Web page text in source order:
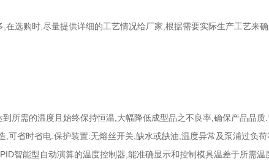
选购时,尽量提供详细的工艺情况给厂家,根据需要实际生产工艺来
所需的温度且始终保持恒温,大幅降低成型品之不良率,确保产品品质
可省时省电.保护装置:无熔丝开关,缺水或缺油,温度异常及泵浦过负
智能型自动演算的温度控制器,能准确显示和控制模具温差于所需温